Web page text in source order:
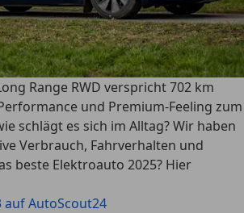
Range RWD verspricht 702 km
und Premium-Feeling zum
schlägt es sich im Alltag? Wir haben
Verbrauch, Fahrverhalten und
beste Elektroauto 2025? Hier
auf AutoScout24